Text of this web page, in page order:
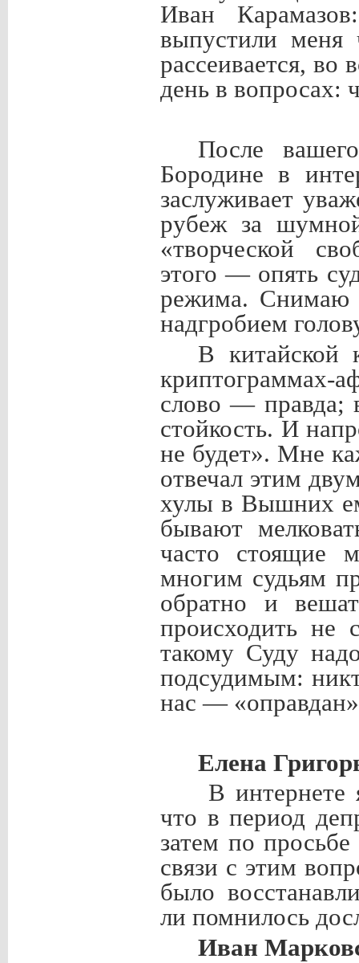
Иван
выпустили меня
рассеивается, во
день в вопросах:
После
Бородине в
заслуживает
рубеж за шумной
«творческой
этого — опять
режима. Снимаю
надгробием
В китайской
криптограммах-
слово — правда;
стойкость. И
не будет». Мне
отвечал этим
хулы в Вышних
бывают
часто стоящие
многим судьям
обратно и
происходить не
такому Суду
подсудимым:
нас —
Елена
В интернете
что в период
затем по
связи с этим
было
ли помнилось
Иван